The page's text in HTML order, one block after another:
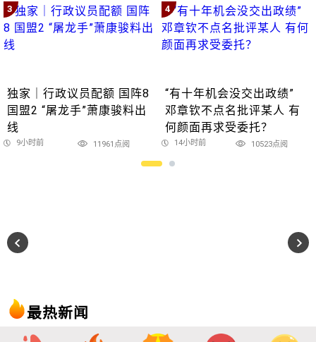
3
独家｜行政议员配额 国阵8
国盟2 “屠龙手”萧康骏料出
线
9小时前 11961点阅
4
“有十年机会没交出政绩”
邓章钦不点名批评某人 有
何颜面再求受委托？
14小时前 10523点阅
最热新闻